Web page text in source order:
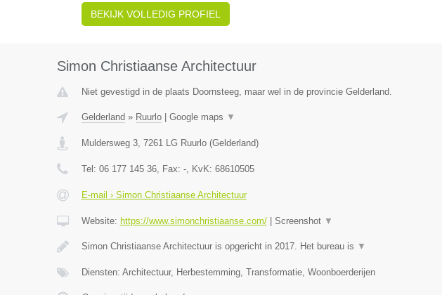
BEKIJK VOLLEDIG PROFIEL
Simon Christiaanse Architectuur
Niet gevestigd in de plaats Doornsteeg, maar wel in de provincie Gelderland.
Gelderland » Ruurlo| Google maps ▼
Muldersweg 3, 7261 LG Ruurlo(Gelderland)
Tel: 06 177 145 36, Fax: -, KvK: 68610505
E-mail › Simon Christiaanse Architectuur
Website: https://www.simonchristiaanse.com/| Screenshot ▼
Simon Christiaanse Architectuur is opgericht in 2017. Het bureau is ▼
Diensten: Architectuur, Herbestemming, Transformatie, Woonboerderijen